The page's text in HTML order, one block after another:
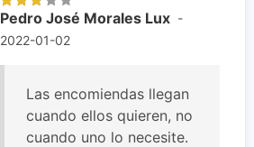
Pedro José Morales Lux -
2022-01-02
Las encomiendas llegan
cuando ellos quieren, no
cuando uno lo necesite.